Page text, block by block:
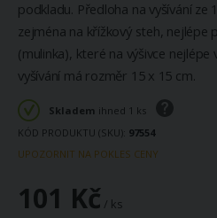
podkladu. Předloha na vyšívání ze
zejména na křížkový steh, nejlépe
(mulinka), které na výšivce nejlépe
vyšívání má rozměr 15 x 15 cm.
Skladem ihned 1 ks
KÓD PRODUKTU (SKU) 97554
UPOZORNIT NA POKLES CENY
101 Kč / ks